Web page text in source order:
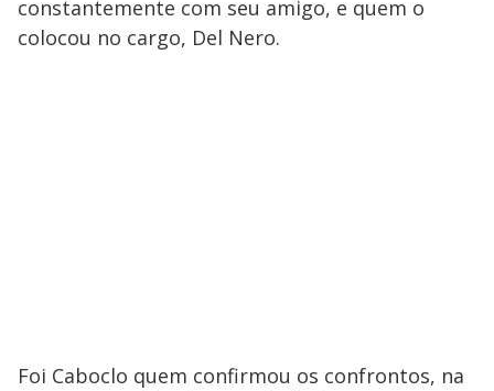
constantemente com seu amigo, e quem o
colocou no cargo, Del Nero.
Foi Caboclo quem confirmou os confrontos, na